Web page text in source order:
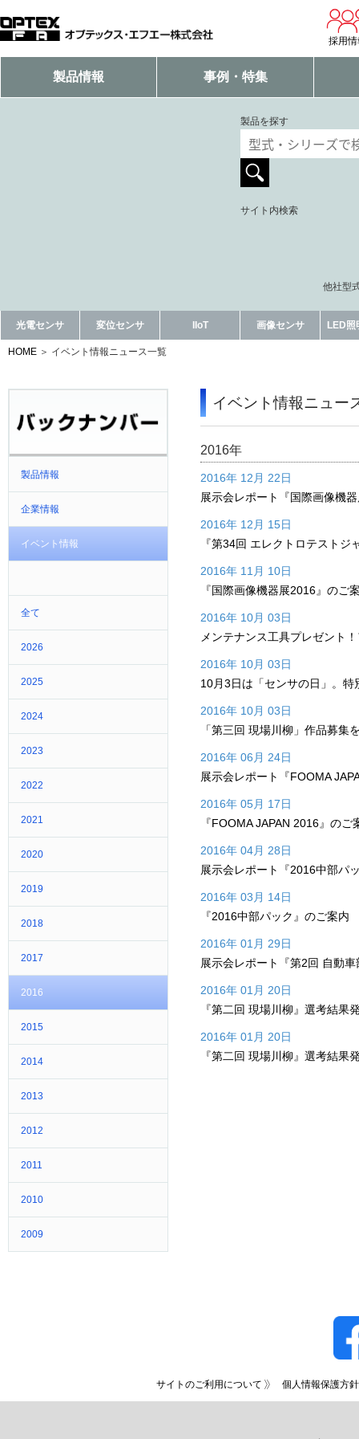
採用
製品情報 事例・特集
製品を探す
サイト内検索
他社型
光電センサ 変位センサ IIoT 画像センサ LED照
HOME イベント情報ニュース一覧
製品情報
企業情報
イベント情報
全て
2026
2025
2024
2023
2022
2021
2020
2019
2018
2017
2016
2015
2014
2013
2012
2011
2010
2009
イベント情報ニュー
2016年
2016年 12月 22日
展示会レポート『国際画像機
2016年 12月 15日
『第34回 エレクトロテストジ
2016年 11月 10日
『国際画像機器展2016』のご
2016年 10月 03日
メンテナンス工具プレゼント
2016年 10月 03日
10月3日は「センサの日」。特
2016年 10月 03日
「第三回 現場川柳」作品募集
2016年 06月 24日
展示会レポート『FOOMA
2016年 05月 17日
『FOOMA JAPAN 2016』のご
2016年 04月 28日
展示会レポート『2016中部パ
2016年 03月 14日
『2016中部パック』のご案内
2016年 01月 29日
展示会レポート『第2回 自動
2016年 01月 20日
『第二回 現場川柳』選考結果
2016年 01月 20日
『第二回 現場川柳』選考結果
サイトのご利用について 個人情報保護方針